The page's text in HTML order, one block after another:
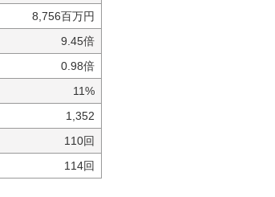
8,756百万円
9.45倍
0.98倍
11%
1,352
110回
114回